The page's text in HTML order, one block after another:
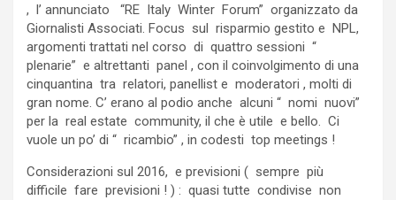
, l’ annunciato “RE Italy Winter Forum” organizzato da
Giornalisti Associati. Focus sul risparmio gestito e NPL,
argomenti trattati nel corso di quattro sessioni “
plenarie” e altrettanti panel , con il coinvolgimento di una
cinquantina tra relatori, panellist e moderatori , molti di
gran nome. C’ erano al podio anche alcuni “ nomi nuovi”
per la real estate community, il che è utile e bello. Ci
vuole un po’ di “ ricambio” , in codesti top meetings !
Considerazioni sul 2016, e previsioni ( sempre più
difficile fare previsioni ! ) : quasi tutte condivise non